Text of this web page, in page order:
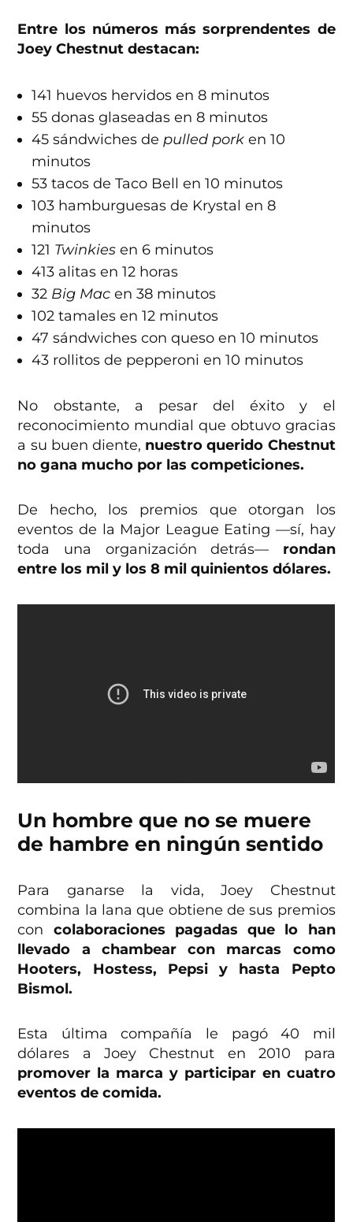
Entre los números más sorprendentes de
Joey Chestnut destacan:
141 huevos hervidos en 8 minutos
55 donas glaseadas en 8 minutos
45 sándwiches de pulled pork en 10
minutos
53 tacos de Taco Bell en 10 minutos
103 hamburguesas de Krystal en 8
minutos
121 Twinkies en 6 minutos
413 alitas en 12 horas
32 Big Mac en 38 minutos
102 tamales en 12 minutos
47 sándwiches con queso en 10 minutos
43 rollitos de pepperoni en 10 minutos
No obstante, a pesar del éxito y el
reconocimiento mundial que obtuvo gracias
a su buen diente, nuestro querido Chestnut
no gana mucho por las competiciones.
De hecho, los premios que otorgan los
eventos de la Major League Eating —sí, hay
toda una organización detrás— rondan
entre los mil y los 8 mil quinientos dólares.
Un hombre que no se muere
de hambre en ningún sentido
Para ganarse la vida, Joey Chestnut
combina la lana que obtiene de sus premios
con colaboraciones pagadas que lo han
llevado a chambear con marcas como
Hooters, Hostess, Pepsi y hasta Pepto
Bismol.
Esta última compañía le pagó 40 mil
dólares a Joey Chestnut en 2010 para
promover la marca y participar en cuatro
eventos de comida.